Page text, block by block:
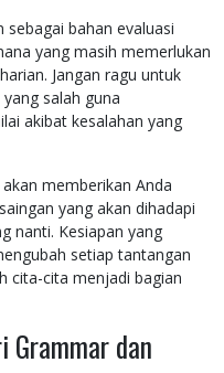
sebagai bahan evaluasi
yang masih memerlukan
Jangan ragu untuk
salah guna
akibat kesalahan yang
memberikan Anda
yang akan dihadapi
nanti. Kesiapan yang
setiap tantangan
cita-cita menjadi bagian
dan